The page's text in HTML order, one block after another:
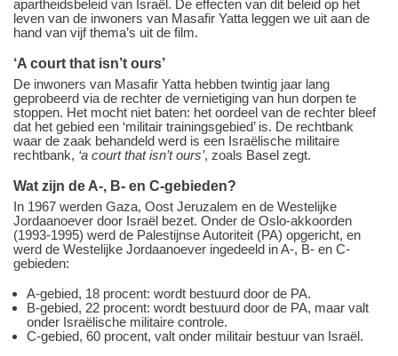
apartheidsbeleid van Israël. De effecten van dit beleid op het
leven van de inwoners van Masafir Yatta leggen we uit aan de
hand van vijf thema’s uit de film.
‘A court that isn’t ours’
De inwoners van Masafir Yatta hebben twintig jaar lang
geprobeerd via de rechter de vernietiging van hun dorpen te
stoppen. Het mocht niet baten: het oordeel van de rechter bleef
dat het gebied een ‘militair trainingsgebied’ is. De rechtbank
waar de zaak behandeld werd is een Israëlische militaire
rechtbank, ‘a court that isn’t ours’, zoals Basel zegt.
Wat zijn de A-, B- en C-gebieden?
In 1967 werden Gaza, Oost Jeruzalem en de Westelijke
Jordaanoever door Israël bezet. Onder de Oslo-akkoorden
(1993-1995) werd de Palestijnse Autoriteit (PA) opgericht, en
werd de Westelijke Jordaanoever ingedeeld in A-, B- en C-
gebieden:
A-gebied, 18 procent: wordt bestuurd door de PA.
B-gebied, 22 procent: wordt bestuurd door de PA, maar valt
onder Israëlische militaire controle.
C-gebied, 60 procent, valt onder militair bestuur van Israël.